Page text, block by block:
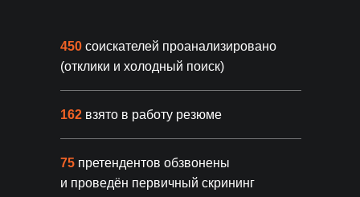
450 соискателей проанализировано
(отклики и холодный поиск)
162 взято в работу резюме
75 претендентов обзвонены
и проведён первичный скрининг
До 180 дней гарантийного
обслуживания
Гарантийный период